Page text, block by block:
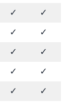
✓
✓
✓
✓
✓
✓
✓
✓
✓
✓